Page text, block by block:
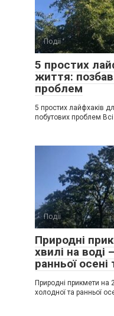
Події
5 простих
життя:
проблем
5 простих лайфхаків
побутових проблем
Події
Природні
хвилі на воді
ранньої
Природні прикмети на
холодної та ранньої